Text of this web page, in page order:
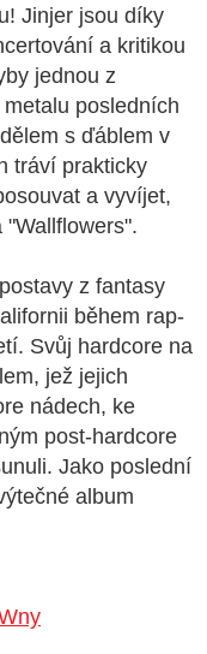
Jinjer jsou díky
a kritikou
jednou z
posledních
s ďáblem v
tráví prakticky
a vyvíjet,
z fantasy
během rap-
Svůj hardcore na
jež jejich
nádech, ke
post-hardcore
Jako poslední
album